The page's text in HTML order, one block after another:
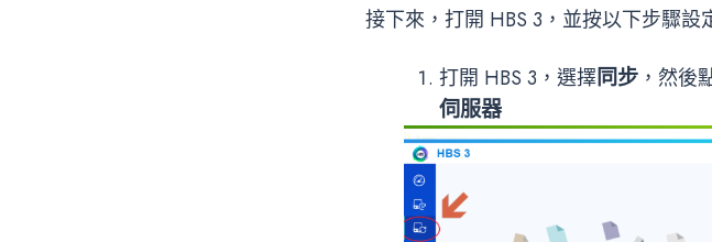
接下來，打開 HBS 3，並按以下步驟設
打開 HBS 3，選擇同步 ，然後
伺服器